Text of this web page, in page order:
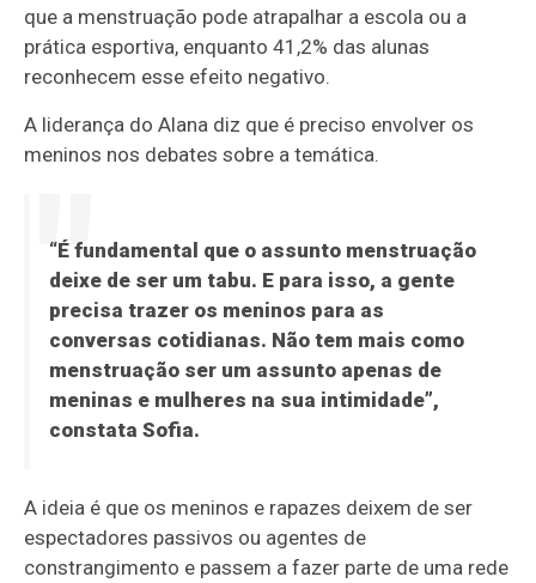
que a menstruação pode atrapalhar a escola ou a
prática esportiva, enquanto 41,2% das alunas
reconhecem esse efeito negativo.
A liderança do Alana diz que é preciso envolver os
meninos nos debates sobre a temática.
“É fundamental que o assunto menstruação
deixe de ser um tabu. E para isso, a gente
precisa trazer os meninos para as
conversas cotidianas. Não tem mais como
menstruação ser um assunto apenas de
meninas e mulheres na sua intimidade”,
constata Sofia.
A ideia é que os meninos e rapazes deixem de ser
espectadores passivos ou agentes de
constrangimento e passem a fazer parte de uma rede